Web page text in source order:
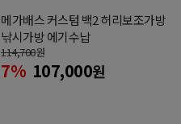
메가배스 커스텀 백2 허리보조가방
낚시가방 에기수납
114,700원
7% 107,000원